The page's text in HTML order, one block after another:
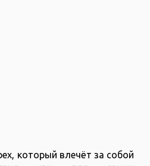
который влечёт за собой